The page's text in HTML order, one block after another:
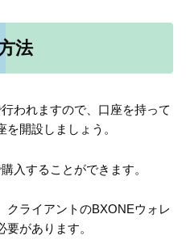
法
われますので、口座を持って
開設しましょう。
入することができます。
クライアントのBXONEウォレ
があります。